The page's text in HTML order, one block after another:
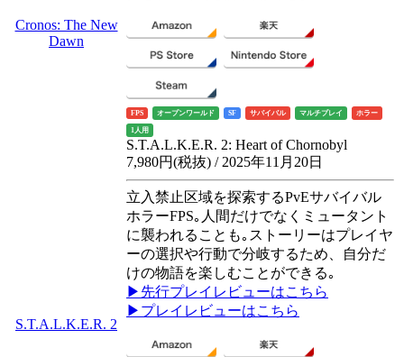
Cronos: The New
Dawn
S.T.A.L.K.E.R. 2
FPS オープンワールド SF サバイバル マルチプレイ ホラー
1人用
S.T.A.L.K.E.R. 2: Heart of Chornobyl
7,980円(税抜) / 2025年11月20日
立入禁止区域を探索するPvEサバイバル
ホラーFPS｡人間だけでなくミュータント
に襲われることも｡ストーリーはプレイヤ
ーの選択や行動で分岐するため、自分だ
けの物語を楽しむことができる｡
▶先行プレイレビューはこちら
▶プレイレビューはこちら